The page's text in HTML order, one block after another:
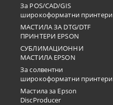
За POS/CAD/GIS
широкоформатни принтери
МАСТИЛА ЗА DTG/DTF
ПРИНТЕРИ EPSON
СУБЛИМАЦИОННИ
МАСТИЛА EPSON
За солвентни
широкоформатни принтери
Мастила за Epson
DiscProducer